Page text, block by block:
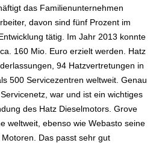
das Familienunternehmen
davon sind fünf Prozent im
tätig. Im Jahr 2013 konnte
160 Mio. Euro erzielt werden. Hatz
94 Hatzvertretungen in
500 Servicezentren weltweit. Genau
war und ist ein wichtiges
des Hatz Dieselmotors. Grove
weltweit, ebenso wie Webasto seine
Das passt sehr gut